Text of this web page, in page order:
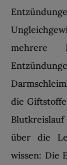
mehrere
die
über die
wissen: Die